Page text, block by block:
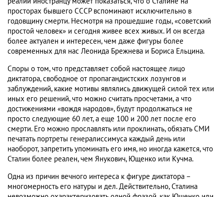
просторах бывшего СССР вспоминают исключительно в
годовщину смерти. Несмотря на прошедшие годы, «советский
простой человек» и сегодня живее всех живых. И он всегда
более актуален и интересен, чем даже фигуры более
современных для нас Леонида Брежнева и Бориса Ельцина.
Споры о том, что представляет собой настоящее лицо
диктатора, свободное от пропагандистских лозунгов и
заблуждений, какие мотивы являлись движущей силой тех или
иных его решений, что можно считать просчетами, а что
достижениями «вождя народов», будут продолжаться не
просто следующие 60 лет, а еще 100 и 200 лет после его
смерти. Его можно прославлять или проклинать, обязать СМИ
печатать портреты генералиссимуса каждый день или
наоборот, запретить упоминать его имя, но иногда кажется, что
Сталин более реален, чем Янукович, Ющенко или Кучма.
Одна из причин вечного интереса к фигуре диктатора –
многомерность его натуры и дел. Действительно, Сталина